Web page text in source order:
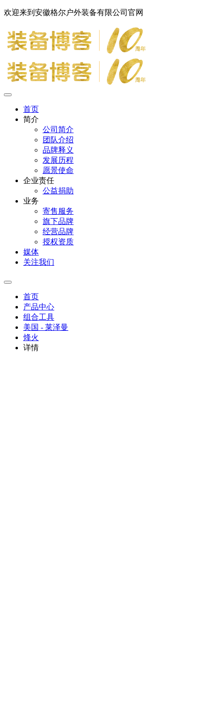
欢迎来到安徽格尔户外装备有限公司官网
首页
简介
公司简介
团队介绍
品牌释义
发展历程
愿景使命
企业责任
公益捐助
业务
寄售服务
旗下品牌
经营品牌
授权资质
媒体
关注我们
首页
产品中心
组合工具
美国 - 莱泽曼
烽火
详情